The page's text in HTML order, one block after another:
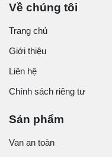
Về chúng tôi
Trang chủ
Giới thiệu
Liên hệ
Chính sách riêng tư
Sản phẩm
Van an toàn